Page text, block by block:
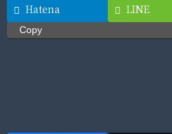
Hatena
LINE
Copy